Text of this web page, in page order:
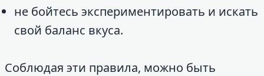
не бойтесь экспериментировать и искать
свой баланс вкуса.
Соблюдая эти правила, можно быть